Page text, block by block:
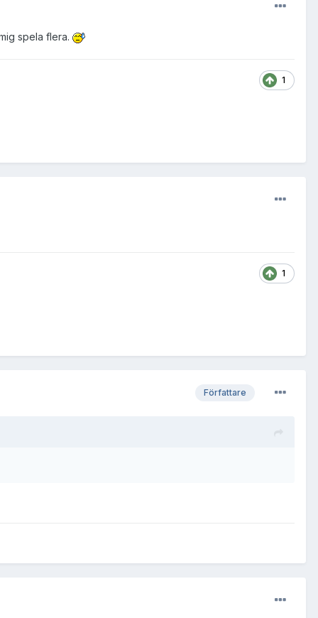
spela flera.
1
1
Författare